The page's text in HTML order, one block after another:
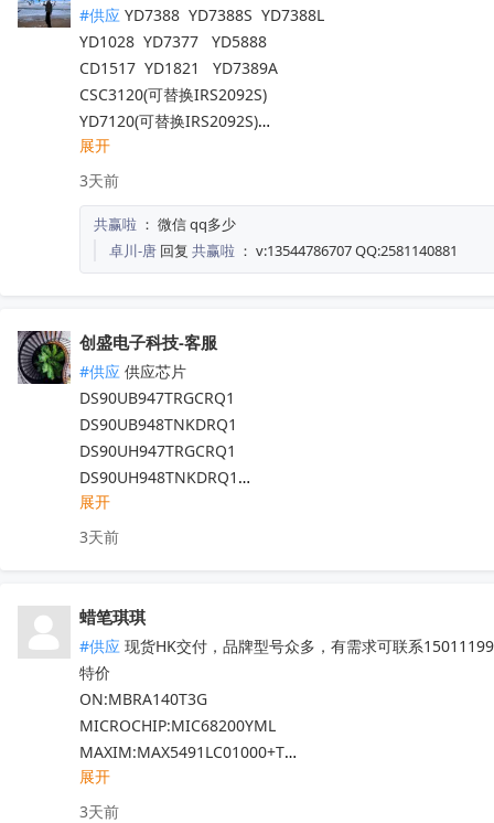
LM76005RNPR
LM7321MFX/NOPB
LM73100RPWR
LM74502DDFR
LM74502HDDFR
LM7805MPX/NOPB
LM7171AIMX/NOPB
LM7812SX/NOPB
LM70880RRXR
LM7322MAX/NOPB
LM741CN/NOPB
LM66100DCKT
LM6171AIMX/NOPB
LM6171AIM/NOPB
LM6132BIMX/NOPB
CC1310F128RHBR
收起
#供应 YD7388  YD7388S  YD7388L
YD1028  YD7377   YD5888
CD1517  YD1821   YD7389A
CSC3120(可替换IRS2092S)
YD7120(可替换IRS2092S)
YD7123(可替换 IRS2093)
AXPA17851  AXPA47576
AXPA7388Q  TCB001HQ  TDA8920CTH
TCB2929AHQ  MFI337S3959
TM1621B  TM1622  TM2313
TM1628A  C9636  QX201A
MT29F4G08ABADAWP:D   TM1729  AK7738VQ
OB3636AMP  HT7050A-1  PE8308CT  QX201-A
NS8002  TM1640  IRF540NPBF  IRFB4227
SI4704    SI4703-C19  PI5A100QEX
NCV8402ASTT1G  AW9967DNR  TPA3116D2DADR
TM1650  TM2312  TDA7576B  BD37033FV-ME2
TL494IDR  SI4755  CD1517CP  TA7291SG
STM32L071RZH6  STM32G070RBT6
STM32F103C8T6  STM8S103F3P6TR
TDA7786  TDA7786TR  TDA7786C
TDA7708CB  TDA7708LX  TDA7850
TDA7708CBTR  TDA75610S-Z
TDA7708LX52  TDA7708LX32TR
HFDA801A-VYT  TDA7388  TDA7851L
NJM2816GM1-51A-TE2  APM32F407ZGT6
N32G030C8L7  QN8035-SAEN  TDA8920CTH
展开
3天前
共赢啦 ： 微信 qq多少
卓川-唐 回复 共赢啦 ： v:13544786707 QQ:2581140881
创盛电子科技-客服
#供应 供应芯片
DS90UB947TRGCRQ1
DS90UB948TNKDRQ1
DS90UH947TRGCRQ1
DS90UH948TNKDRQ1
DS83822IRHBR
DS250DF810ABVR
LM5101AMX
现货靓货！不容错过！
收起
展开
3天前
蜡笔琪琪
#供应 现货HK交付，品牌型号众多，有需求可联系
特价
ON:MBRA140T3G
MICROCHIP:MIC68200YML
MAXIM:MAX5491LC01000+T
ADI:ADP7182AUJZ-R7
其他PN可沟通确认
展开
3天前